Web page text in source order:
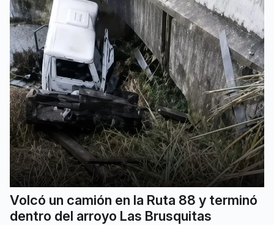
Volcó un camión en la Ruta 88 y terminó
dentro del arroyo Las Brusquitas